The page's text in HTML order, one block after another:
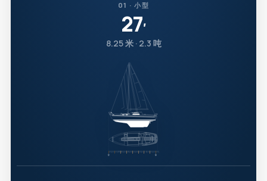
01 · 小型
27′
8.25 米 · 2.3 吨